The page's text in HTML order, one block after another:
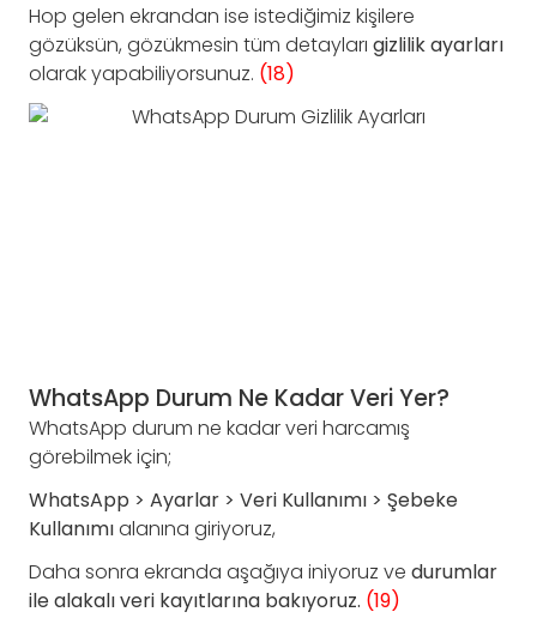
Hop gelen ekrandan ise istediğimiz kişilere
gözüksün, gözükmesin tüm detayları gizlilik ayarları
olarak yapabiliyorsunuz. (18)
WhatsApp Durum Ne Kadar Veri Yer?
WhatsApp durum ne kadar veri harcamış
görebilmek için;
WhatsApp > Ayarlar > Veri Kullanımı > Şebeke
Kullanımıalanına giriyoruz,
Daha sonra ekranda aşağıya iniyoruz ve durumlar
ile alakalı veri kayıtlarına bakıyoruz. (19)